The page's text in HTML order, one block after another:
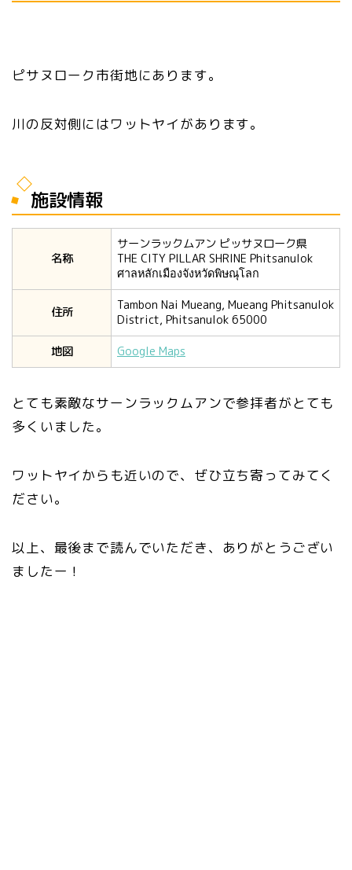
ピサヌローク市街地にあります。
川の反対側にはワットヤイがあります。
施設情報
名称
サーンラックムアン ピッサヌローク県
THE CITY PILLAR SHRINE Phitsanulok
ศาลหลักเมืองจังหวัดพิษณุโลก
住所
Tambon Nai Mueang, Mueang Phitsanulok
District, Phitsanulok 65000
地図
Google Maps
とても素敵なサーンラックムアンで参拝者がとても
多くいました。
ワットヤイからも近いので、ぜひ立ち寄ってみてく
ださい。
以上、最後まで読んでいただき、ありがとうござい
ましたー！